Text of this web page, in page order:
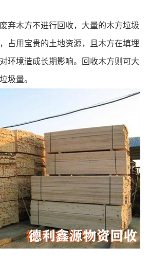
弃木方不进行回收，大量的木方垃圾
占用宝贵的土地资源，且木方在填埋
环境造成长期影响。回收木方则可大
圾量。